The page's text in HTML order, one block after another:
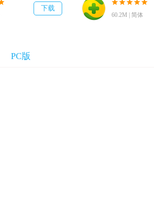
下载
60.2M | 简体
PC版